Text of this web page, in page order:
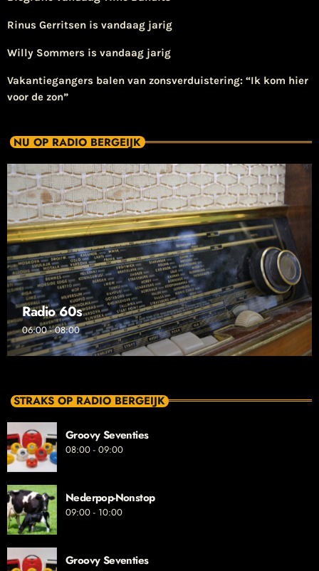
Rinus Gerritsen is vandaag jarig
Willy Sommers is vandaag jarig
Vakantiegangers balen van zonsverduistering: “Ik kom hier
voor de zon”
NU OP RADIO BERGEIJK
Radio 60s
06:00 - 08:00
STRAKS OP RADIO BERGEIJK
Groovy Seventies
08:00 - 09:00
Nederpop-Nonstop
09:00 - 10:00
Groovy Seventies